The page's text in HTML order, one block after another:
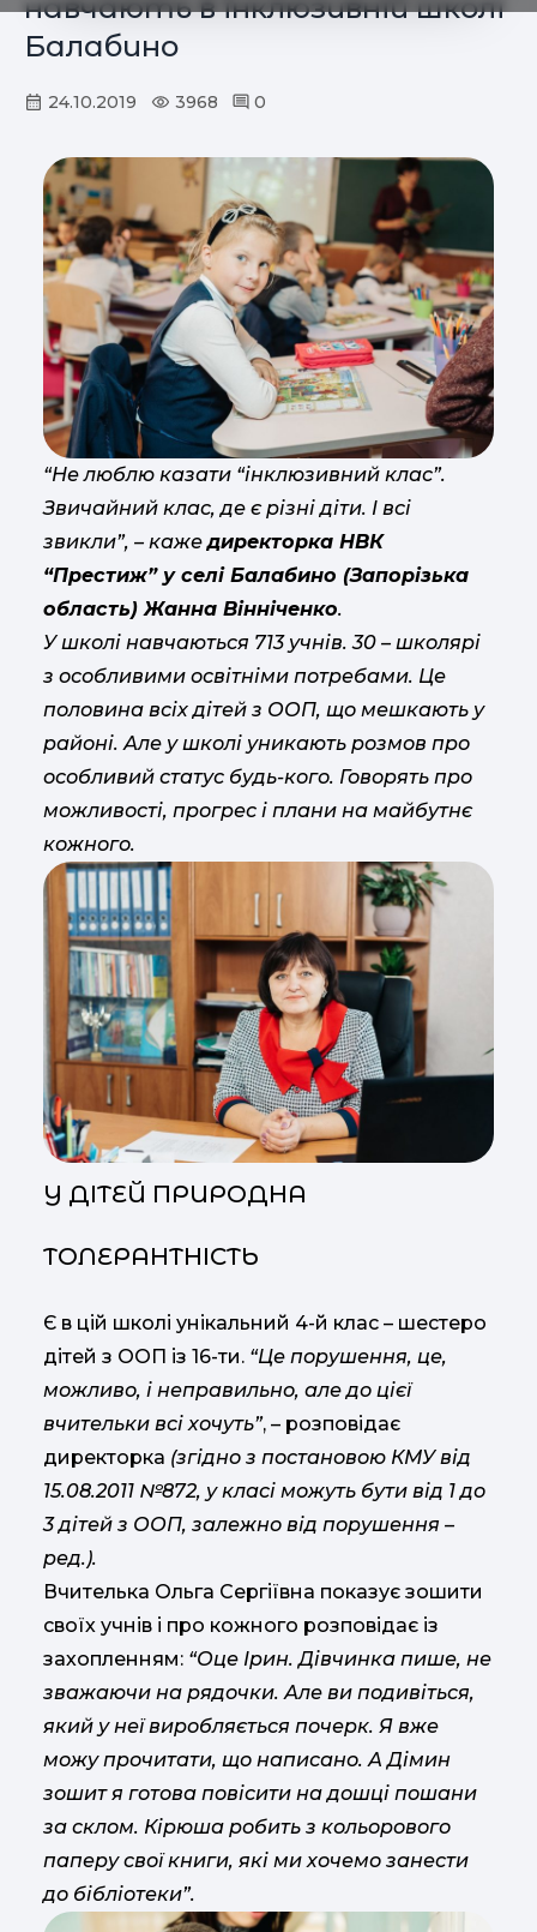
навчають в інклюзивній школі
Балабино
24.10.2019 3968 0
“Не люблю казати “інклюзивний клас”.
Звичайний клас, де є різні діти. І всі
звикли”, – кажедиректорка НВК
“Престиж” у селі Балабино (Запорізька
область) Жанна Вінніченко.
У школі навчаються 713 учнів. 30 – школярі
з особливими освітніми потребами. Це
половина всіх дітей з ООП, що мешкають у
районі. Але у школі уникають розмов про
особливий статус будь-кого. Говорять про
можливості, прогрес і плани на майбутнє
кожного.
У ДІТЕЙ ПРИРОДНА
ТОЛЕРАНТНІСТЬ
Є в цій школі унікальний 4-й клас – шестеро
дітей з ООП із 16-ти. “Це порушення, це,
можливо, і неправильно, але до цієї
вчительки всі хочуть”, – розповідає
директорка (згідно з постановою КМУ від
15.08.2011 №872, у класі можуть бути від 1 до
3 дітей з ООП, залежно від порушення –
ред.).
Вчителька Ольга Сергіївна показує зошити
своїх учнів і про кожного розповідає із
захопленням: “Оце Ірин. Дівчинка пише, не
зважаючи на рядочки. Але ви подивіться,
який у неї виробляється почерк. Я вже
можу прочитати, що написано. А Дімин
зошит я готова повісити на дошці пошани
за склом. Кірюша робить з кольорового
паперу свої книги, які ми хочемо занести
до бібліотеки”.